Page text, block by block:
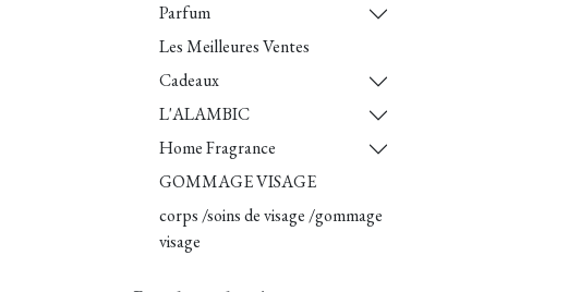
Parfum
Les Meilleures Ventes
Cadeaux
L'ALAMBIC
Home Fragrance
GOMMAGE VISAGE
corps /soins de visage /gommage
visage